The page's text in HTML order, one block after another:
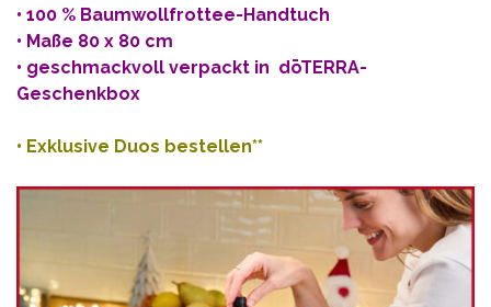
• 100 % Baumwollfrottee-Handtuch
• Maße 80 x 80 cm
• geschmackvoll verpackt in dōTERRA-
Geschenkbox
• Exklusive Duos bestellen**